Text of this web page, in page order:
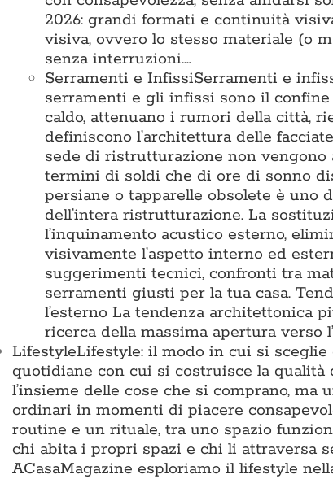
2026: grandi formati e continuità
visiva, ovvero lo stesso materiale (o
senza interruzioni.…
Serramenti e InfissiSerramenti e
serramenti e gli infissi sono il confine
caldo, attenuano i rumori della città,
definiscono l’architettura delle
sede di ristrutturazione non
termini di soldi che di ore di sonno
persiane o tapparelle obsolete è
dell’intera ristrutturazione. La
l’inquinamento acustico esterno,
visivamente l’aspetto interno ed
suggerimenti tecnici, confronti tra
serramenti giusti per la tua casa.
l’esterno La tendenza architettonica
ricerca della massima apertura verso
LifestyleLifestyle: il modo in cui si
quotidiane con cui si costruisce la qualità
l’insieme delle cose che si comprano,
ordinari in momenti di piacere
routine e un rituale, tra uno spazio
chi abita i propri spazi e chi li attraversa
ACasaMagazine esploriamo il lifestyle